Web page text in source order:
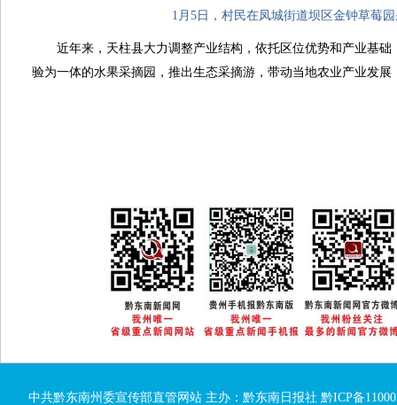
1月5日，村民在凤城街道坝区金钟草莓
近年来，天柱县大力调整产业结构，依托区位优势和产业基
验为一体的水果采摘园，推出生态采摘游，带动当地农业产业发展
中共黔东南州委宣传部直管网站 主办：黔东南日报社 黔ICP备